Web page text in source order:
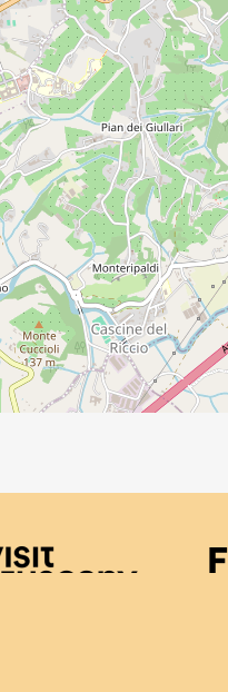
Visit Tuscany